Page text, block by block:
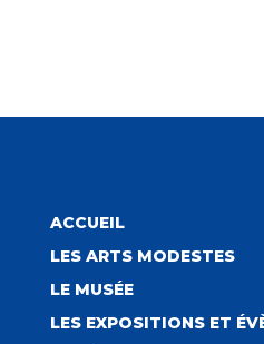
ACCUEIL
LES ARTS MODESTES
LE MUSÉE
LES EXPOSITIONS ET